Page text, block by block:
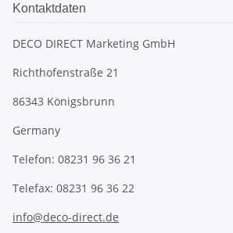
Kontaktdaten
DECO DIRECT Marketing GmbH
Richthofenstraße 21
86343 Königsbrunn
Germany
Telefon: 08231 96 36 21
Telefax: 08231 96 36 22
info@deco-direct.de